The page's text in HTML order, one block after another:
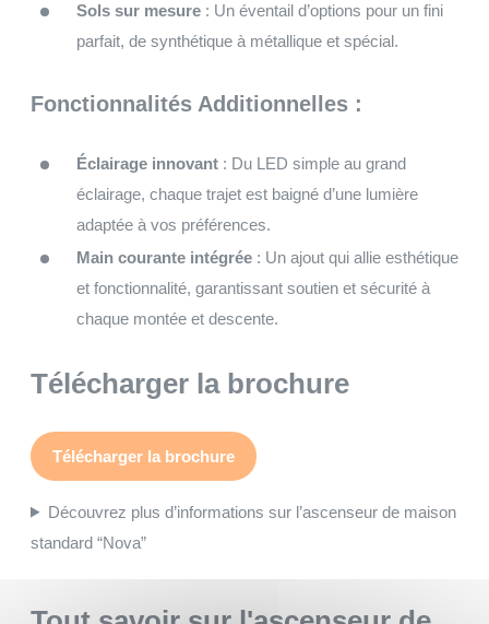
Sols sur mesure : Un éventail d’options pour un fini
parfait, de synthétique à métallique et spécial.
Fonctionnalités Additionnelles :
Éclairage innovant : Du LED simple au grand
éclairage, chaque trajet est baigné d’une lumière
adaptée à vos préférences.
Main courante intégrée : Un ajout qui allie esthétique
et fonctionnalité, garantissant soutien et sécurité à
chaque montée et descente.
Télécharger la brochure
Télécharger la brochure
Découvrez plus d’informations sur l’ascenseur de maison
standard “Nova”